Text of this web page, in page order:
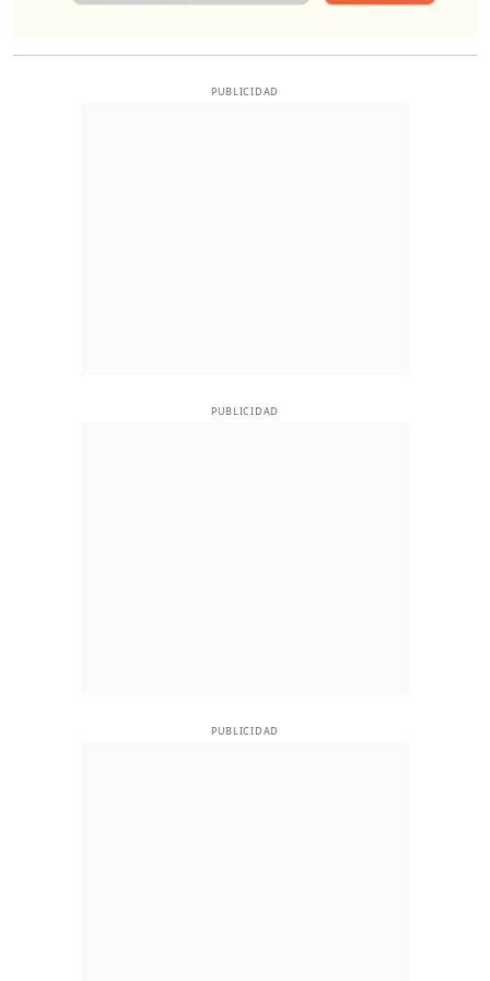
PUBLICIDAD
PUBLICIDAD
PUBLICIDAD